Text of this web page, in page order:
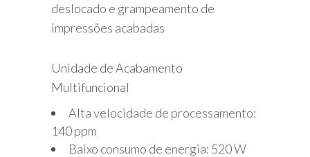
deslocado e grampeamento de
impressões acabadas
Unidade de Acabamento
Multifuncional
Alta velocidade de processamento:
140 ppm
Baixo consumo de energia: 520 W